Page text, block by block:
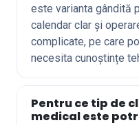
este varianta gândită
calendar clar și
complicate, pe care
necesita cunoștințe
Pentru ce tip de
medical este